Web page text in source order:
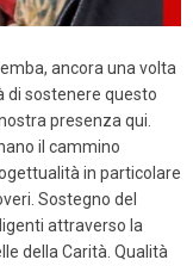
ancora una volta
di sostenere questo
presenza qui.
il cammino
in particolare
Sostegno del
attraverso la
della Carità. Qualità